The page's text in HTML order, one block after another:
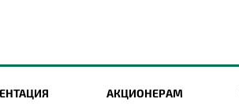
АКЦИОНЕРАМ